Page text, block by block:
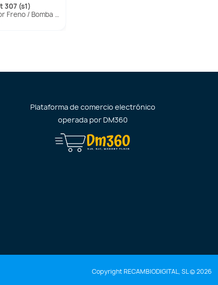
307 (s1)
Bomba Vacio para Peugeot 307 (S1)
Plataforma de comercio electrónico
operada por DM360
Copyright RECAMBIODIGITAL, SL © 2026